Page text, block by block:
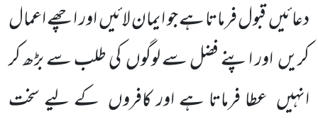
دعائیں قبول فرماتا ہے جو ایمان لائیں اور اچھے اعمال
کریں اور اپنے فضل سے لوگوں کی طلب سے بڑھ کر
انہیں عطا فرماتا ہے اور کافروں کے لیے سخت